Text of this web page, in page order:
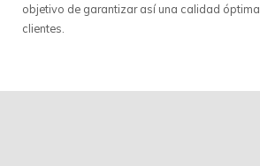
objetivo de garantizar así una calidad
clientes.